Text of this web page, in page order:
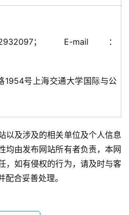
； E-mail：
1954号上海交通大学国际与公
以及涉及的相关单位及个人信息
均由发布网站所有者负责，本网
，如有侵权的行为，请及时与客
合妥善处理。